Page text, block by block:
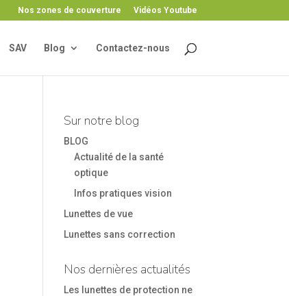
Nos zones de couverture Vidéos Youtube
SAV Blog Contactez-nous
Sur notre blog
BLOG
Actualité de la santé
optique
Infos pratiques vision
Lunettes de vue
Lunettes sans correction
Nos dernières actualités
Les lunettes de protection ne